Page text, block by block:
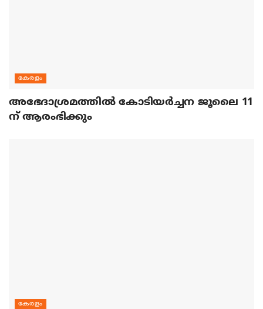
കേരളം
അഭേദാശ്രമത്തില്‍ കോടിയര്‍ച്ചന ജൂലൈ 11
ന് ആരംഭിക്കും
കേരളം